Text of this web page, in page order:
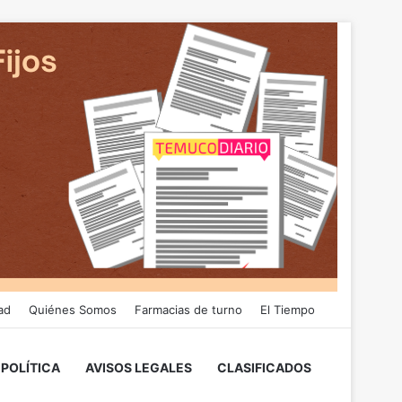
Quiénes Somos Farmacias de turno El Tiempo
POLÍTICA AVISOS LEGALES CLASIFICADOS